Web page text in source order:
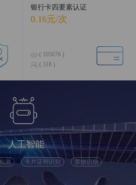
银行卡四要素认证
0.16元/次
( 105076 )
( 318 )
人工智能
测 卡片证明识别 票据识别